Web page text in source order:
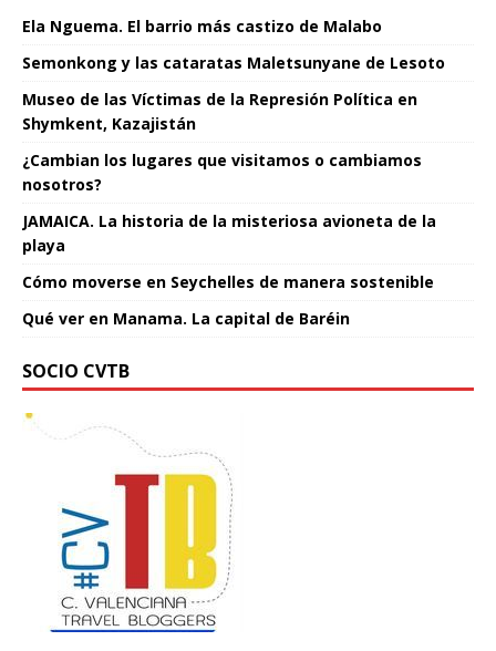
Ela Nguema. El barrio más castizo de Malabo
Semonkong y las cataratas Maletsunyane de Lesoto
Museo de las Víctimas de la Represión Política en
Shymkent, Kazajistán
¿Cambian los lugares que visitamos o cambiamos
nosotros?
JAMAICA. La historia de la misteriosa avioneta de la
playa
Cómo moverse en Seychelles de manera sostenible
Qué ver en Manama. La capital de Baréin
SOCIO CVTB